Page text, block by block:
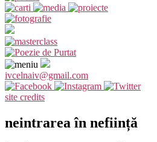
ivcelnaiv@gmail.com
site credits
neintrarea în neființă